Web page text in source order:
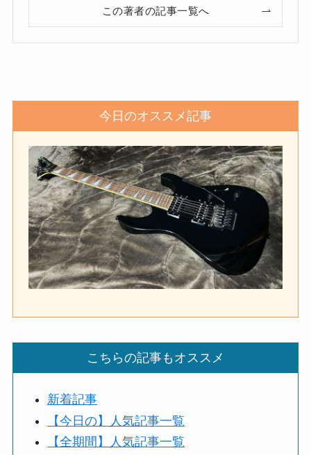
この著者の記事一覧へ
今日のオススメ記事
こちらの記事もオススメ
新着記事
【今日の】人気記事一覧
【全期間】人気記事一覧